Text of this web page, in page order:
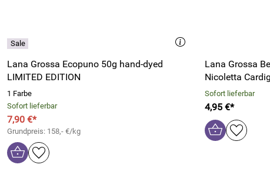
Lana Grossa Ecopuno 50g hand-dyed
LIMITED EDITION
1 Farbe
Sofort lieferbar
7,90 €*
Grundpreis: 158,- €/kg
Lana Grossa
Nicoletta
Sofort lieferbar
4,95 €*